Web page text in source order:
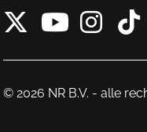
X van
© 2026 NR B.V. - alle